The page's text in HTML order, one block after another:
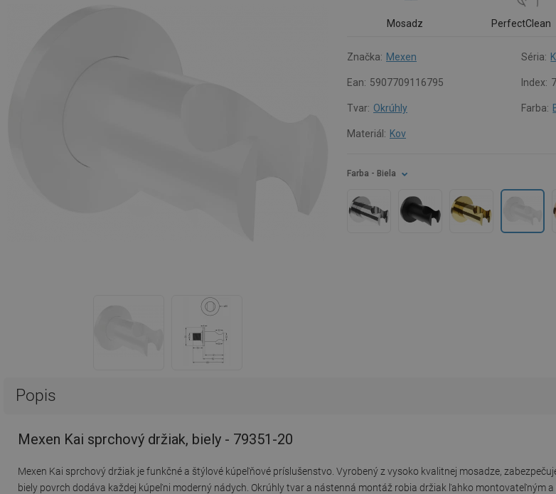
Mosadz PerfectClean
Značka: Mexen Séria:
Ean: 5907709116795 Index:
Tvar: Okrúhly Farba:
Materiál: Kov
Farba - Biela
Popis
Mexen Kai sprchový držiak, biely - 79351-20
Mexen Kai sprchový držiak je funkčné a štýlové kúpeľňové príslušenstvo. Vyrobený z vysoko kvalitnej mosadze,
biely povrch dodáva každej kúpeľni moderný nádych. Okrúhly tvar a nástenná montáž robia držiak ľahko montovateľným